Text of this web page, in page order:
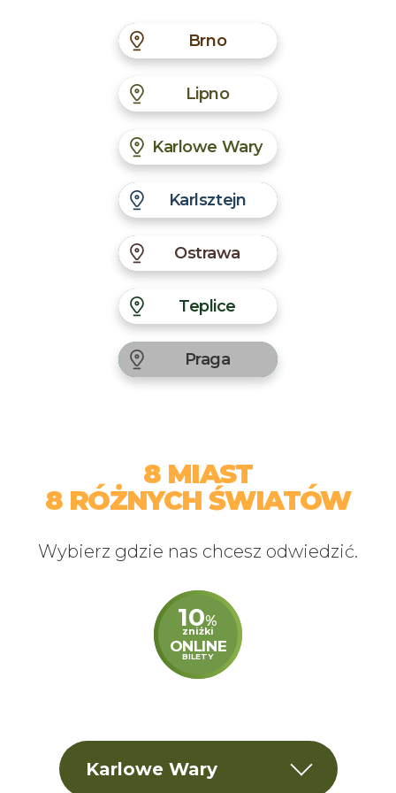
Brno
Lipno
pięknych motylib
Karlowe Wary
Karlsztejn
Ostrawa
Teplice
Praga
8 MIAST
8 RÓŻNYCH ŚWIATÓW
Wybierz gdzie nas chcesz odwiedzić.
10%
zniżki
ONLINE
BILETY
Karlowe Wary